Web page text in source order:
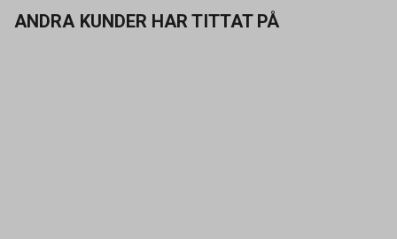
ANDRA KUNDER HAR TITTAT PÅ